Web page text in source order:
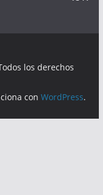
los derechos
conWordPress.